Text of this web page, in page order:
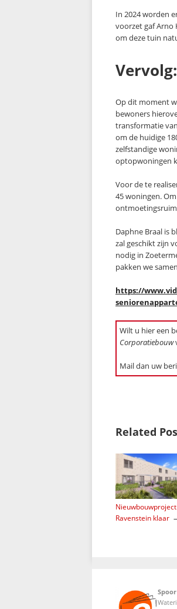
In 2024 worden
voorzet gaf Arno
om deze tuin
Op dit moment
bewoners
transformatie
om de huidige
zelfstandige
optopwoningen
Voor de te
45 woningen.
Daphne Braal is
zal geschikt zijn
nodig in
pakken we
https://
Wilt u hier een
Corporatiebouw
Mail dan uw
Related
Nieuwbouwproject
Ravenstein klaar